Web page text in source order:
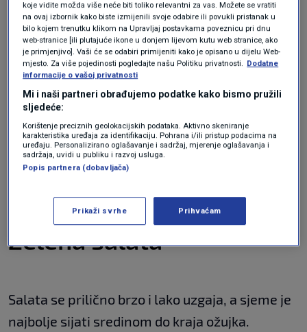
Još jedno korjenasto povrće koje možete
posaditi u ožujku je mrkva.
Mrkve uživaju u suncu i laganom dobro
dreniranom tlu, a otporne su na sušu, pa će ih
rijetko trebati zalijevati osim ako se uzgajaju u
posudama. Mlademrkvemogu se ubrati za
obično potrebno tri mjeseca ili više.
Zelena salata
Salata se prilično brzo i lako uzgaja, a sjeme je
najbolje sijati sredinom do kraja ožujka.
koje vidite možda više neće biti toliko relevantni za vas. Možete se vratiti
na ovaj izbornik kako biste izmijenili svoje odabire ili povukli pristanak u
bilo kojem trenutku klikom na Upravljaj postavkama poveznicu pri dnu
web-stranice [ili plutajuće ikone u donjem lijevom kutu web stranice, ako
je primjenjivo]. Vaši će se odabiri primijeniti kako je opisano u dijelu Web-
mjesto. Za više pojedinosti pogledajte našu Politiku privatnosti. Dodatne
informacije o vašoj privatnosti
Mi i naši partneri obrađujemo podatke kako bismo pružili
sljedeće:
Korištenje preciznih geolokacijskih podataka. Aktivno skeniranje
karakteristika uređaja za identifikaciju. Pohrana i/ili pristup podacima na
uređaju. Personalizirano oglašavanje i sadržaj, mjerenje oglašavanja i
sadržaja, uvidi u publiku i razvoj usluga.
Popis partnera (dobavljača)
Prikaži svrhe Prihvaćam